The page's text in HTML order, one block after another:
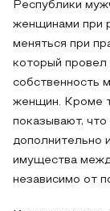
Республики
женщинами при
меняться при
который
собственность
женщин. Кроме
показывают,
дополнительно
имущества
независимо от